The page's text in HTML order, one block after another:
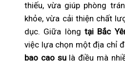
thiếu, vừa giúp phòng
khỏe, vừa cải thiện chất
dục. Giữa lòng tại Bắc
việc lựa chọn một địa chỉ
bao cao sulà điều mà